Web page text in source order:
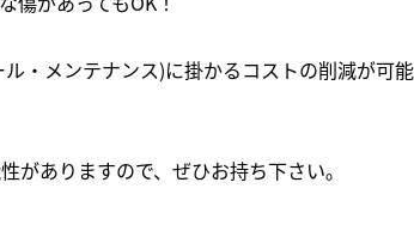
・メンテナンス)に掛かるコストの削減が可
がありますので、ぜひお持ち下さい｡